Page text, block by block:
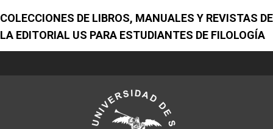
COLECCIONES DE LIBROS, MANUALES Y REVISTAS DE
LA EDITORIAL US PARA ESTUDIANTES DE FILOLOGÍA